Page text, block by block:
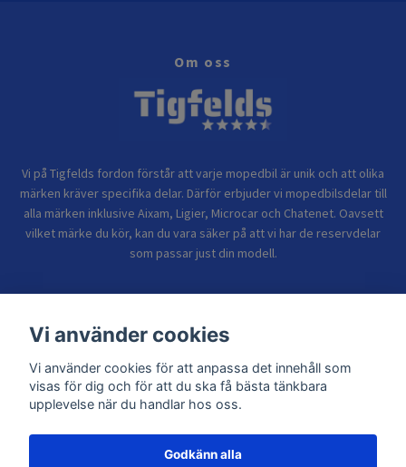
Om oss
Vi på Tigfelds fordon förstår att varje mopedbil är unik och att olika
märken kräver specifika delar. Därför erbjuder vi mopedbilsdelar till
alla märken inklusive Aixam, Ligier, Microcar och Chatenet. Oavsett
vilket märke du kör, kan du vara säker på att vi har de reservdelar
som passar just din modell.
Sidor
Vi använder cookies
Vi använder cookies för att anpassa det innehåll som
visas för dig och för att du ska få bästa tänkbara
upplevelse när du handlar hos oss.
Godkänn alla